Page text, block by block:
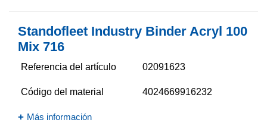
Standofleet Industry Binder Acryl 100
Mix 716
Referencia del artículo 02091623
Código del material 4024669916232
Más información